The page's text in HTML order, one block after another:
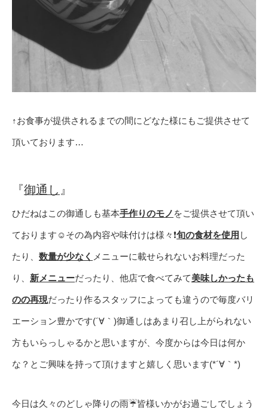
↑お食事が提供されるまでの間にどなた様にもご提供させて
頂いております…
『御通し 』
ひだねはこの御通しも基本手作りのモノ をご提供させて頂い
ております☺️その為内容や味付けは様々❗️旬の食材を使用 し
たり、 数量が少なく メニューに載せられないお料理だった
り、 新メニューだったり、他店で食べてみて美味しかったも
のの再現だったり作るスタッフによっても違うので毎度バリ
エーション豊かです(´∀｀)御通しはあまり召し上がられない
方もいらっしゃるかと思いますが、今度からは今日は何か
な？とご興味を持って頂けますと嬉しく思います(*´∀｀*)
今日は久々のどしゃ降りの雨☔️皆様いかがお過ごしでしょう